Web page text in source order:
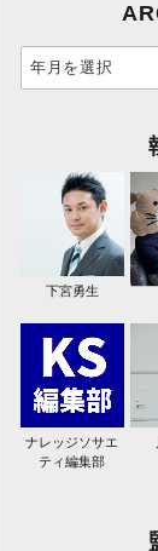
下宮勇生
ナレッジソサエ
ティ編集部